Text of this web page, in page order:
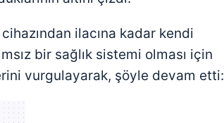
ilacına kadar kendi
bir sağlık sistemi olması için
vurgulayarak, şöyle devam etti: